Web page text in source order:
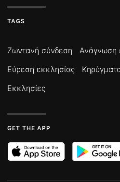
TAGS
Ζωντανή σύνδεση Ανάγνωση
Εύρεση εκκλησίας
Εκκλησίες
GET THE APP